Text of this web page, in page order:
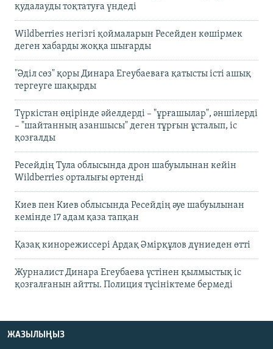
қудалауды тоқтатуға үндеді
Wildberries негізгі қоймаларын Ресейден көшірмек
деген хабарды жоққа шығарды
"Әділ сөз" қоры Динара Егеубаеваға қатысты істі ашық
тергеуге шақырды
Түркістан өңірінде әйелдерді – "ұрғашылар", әншілерді
– "шайтанның азаншысы" деген тұрғын ұсталып, іс
қозғалды
Ресейдің Тула облысында дрон шабуылынан кейін
Wildberries орталығы өртенді
Киев пен Киев облысында Ресейдің әуе шабуылынан
кемінде 17 адам қаза тапқан
Қазақ кинорежиссері Ардақ Әмірқұлов дүниеден өтті
Журналист Динара Егеубаева үстінен қылмыстық іс
қозғалғанын айтты. Полиция түсініктеме бермеді
ЖАЗЫЛЫҢЫЗ